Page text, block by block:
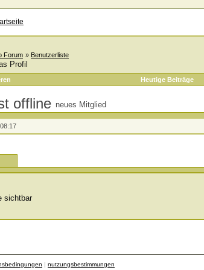
Forum » Benutzerliste
Profil
Heutige Beiträge
neues Mitglied
08:17
sichtbar
| nutzungsbestimmungen